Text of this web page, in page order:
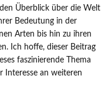
Überblick über die Welt
Bedeutung in der
Arten bis hin zu ihren
Ich hoffe, dieser Beitrag
faszinierende Thema
Interesse an weiteren